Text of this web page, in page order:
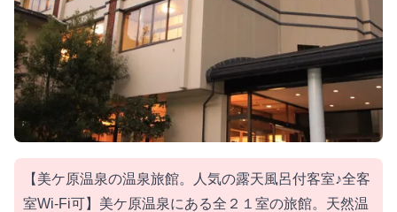
【美ケ原温泉の温泉旅館。人気の露天風呂付客室♪全客
室Wi-Fi可】美ケ原温泉にある全２１室の旅館。天然温